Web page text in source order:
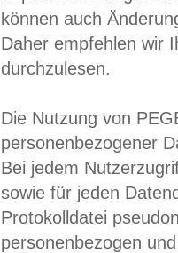
können auch
Daher empfehlen wir
durchzulesen.
Die Nutzung von
personenbezogener
Bei jedem
sowie für jeden
Protokolldatei
personenbezogen